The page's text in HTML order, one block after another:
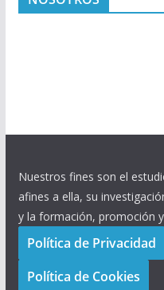
Nuestros fines son el
afines a ella, su
y la formación, promoción
Política de Privacidad
Política de Cookies